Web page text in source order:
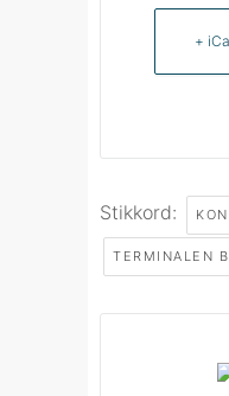
+
Stikkord:
TERMINALEN